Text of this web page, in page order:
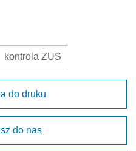
kontrola ZUS
do druku
do nas